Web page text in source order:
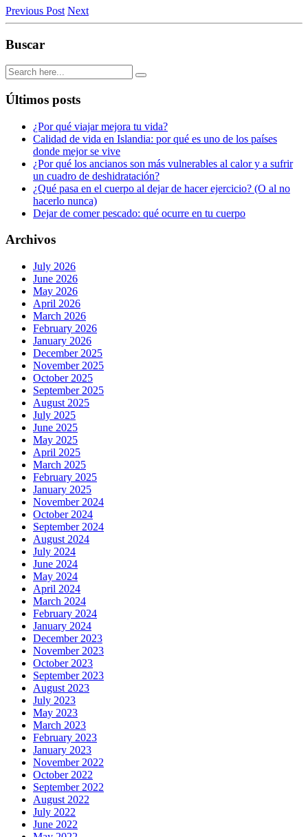
Previous Post Next
Buscar
Últimos posts
¿Por qué viajar mejora tu vida?
Calidad de vida en Islandia: por qué es uno de los países
donde mejor se vive
¿Por qué los ancianos son más vulnerables al calor y a sufrir
un cuadro de deshidratación?
¿Qué pasa en el cuerpo al dejar de hacer ejercicio? (O al no
hacerlo nunca)
Dejar de comer pescado: qué ocurre en tu cuerpo
Archivos
July 2026
June 2026
May 2026
April 2026
March 2026
February 2026
January 2026
December 2025
November 2025
October 2025
September 2025
August 2025
July 2025
June 2025
May 2025
April 2025
March 2025
February 2025
January 2025
November 2024
October 2024
September 2024
August 2024
July 2024
June 2024
May 2024
April 2024
March 2024
February 2024
January 2024
December 2023
November 2023
October 2023
September 2023
August 2023
July 2023
May 2023
March 2023
February 2023
January 2023
November 2022
October 2022
September 2022
August 2022
July 2022
June 2022